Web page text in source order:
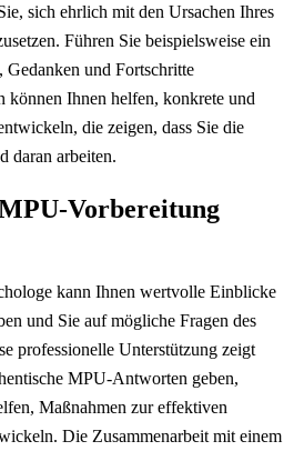
sich ehrlich mit den Ursachen Ihres
Führen Sie beispielsweise ein
und Fortschritte
können Ihnen helfen, konkrete und
die zeigen, dass Sie die
daran arbeiten.
Vorbereitung
kann Ihnen wertvolle Einblicke
und Sie auf mögliche Fragen des
professionelle Unterstützung zeigt
MPU-Antworten geben,
Maßnahmen zur effektiven
Die Zusammenarbeit mit einem